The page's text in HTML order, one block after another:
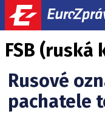
FSB (ruská
Rusové
pachatele